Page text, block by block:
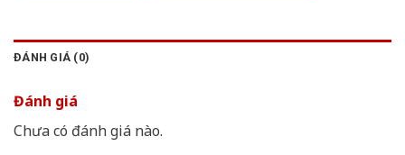
ĐÁNH GIÁ (0)
Đánh giá
Chưa có đánh giá nào.